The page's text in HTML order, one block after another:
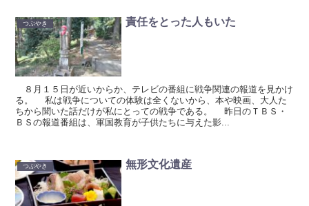
つぶやき 責任をとった人もいた
８月１５日が近いからか、テレビの番組に戦争関連の報道を見かけ
る。 私は戦争についての体験は全くないから、本や映画、大人た
ちから聞いた話だけが私にとっての戦争である。 昨日のＴＢＳ・
ＢＳの報道番組は、軍国教育が子供たちに与えた影...
つぶやき 無形文化遺産